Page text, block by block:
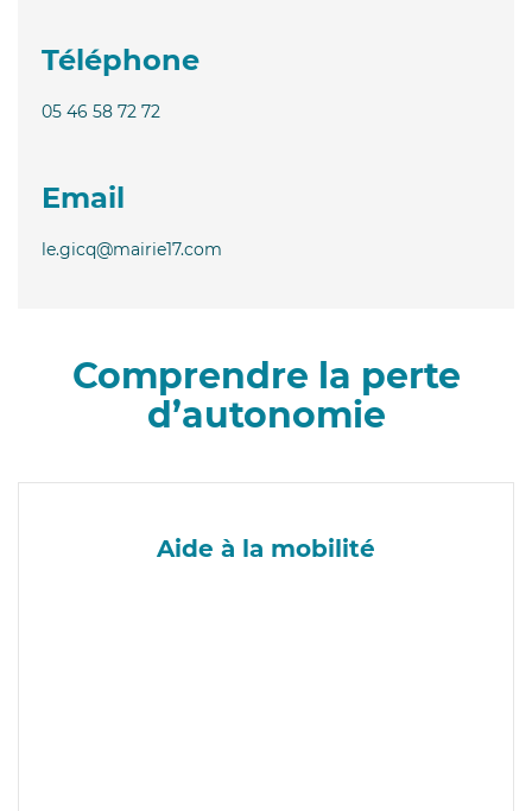
Téléphone
05 46 58 72 72
Email
le.gicq@mairie17.com
Comprendre la perte
d’autonomie
Aide à la mobilité